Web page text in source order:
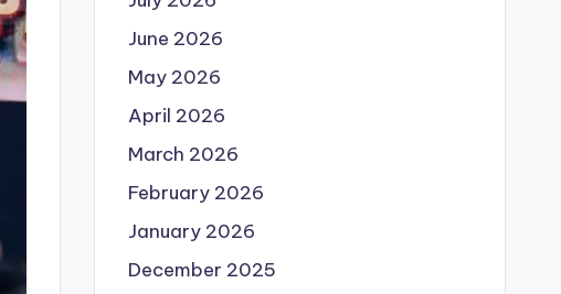
June 2026
May 2026
April 2026
March 2026
February 2026
January 2026
December 2025